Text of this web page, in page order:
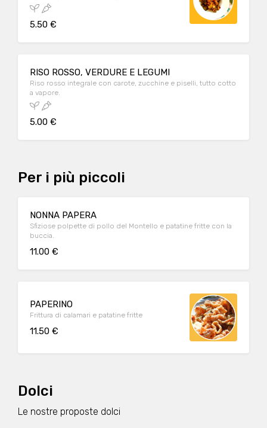
condividere, contorno o pranzo/cena. E' un
piatto vegetariano e vegano.
5.50 €
RISO ROSSO, VERDURE E LEGUMI
Riso rosso integrale con carote, zucchine e piselli, tutto cotto
a vapore.
5.00 €
Per i più piccoli
NONNA PAPERA
Sfiziose polpette di pollo del Montello e patatine fritte con la
buccia.
11.00 €
PAPERINO
Frittura di calamari e patatine fritte
11.50 €
Dolci
Le nostre proposte dolci